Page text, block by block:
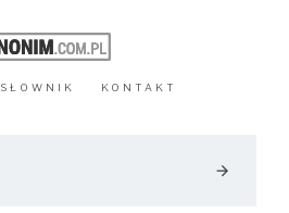
SŁOWNIK KONTAKT
arrow_forward